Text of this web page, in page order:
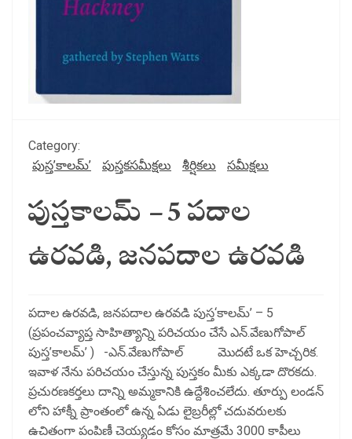
Category:
పుస్త’కాలమ్’
పుస్తకసమీక్షలు శీర్షికలు సమీక్షలు
పుస్తకాలమ్ – 5 పదాల
ఉరవడి, జనపదాల ఉరవడి
పదాల ఉరవడి, జనపదాల ఉరవడి పుస్త‘కాలమ్’ – 5
(ప్రపంచవ్యాప్త సాహిత్యాన్ని పరిచయం చేసే ఎన్.వేణుగోపాల్
పుస్త’కాలమ్’ ) -ఎన్.వేణుగోపాల్ మొదటే ఒక హెచ్చరిక.
ఇవాళ నేను పరిచయం చేస్తున్న పుస్తకం మీకు ఎక్కడా దొరకదు.
ప్రచురణకర్తలు దాన్ని అమ్మకానికి ఉద్దేశించలేదు. తూర్పు లండన్
లోని హాక్నీ ప్రాంతంలో ఉన్న ఏడు లైబ్రరీల్లో చదువరులకు
ఉచితంగా పంపిణీ చెయ్యడం కోసం మాత్రమే 3000 కాపీలు